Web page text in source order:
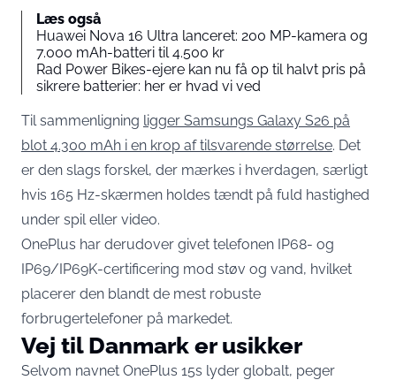
Læs også
Huawei Nova 16 Ultra lanceret: 200 MP-kamera og
7.000 mAh-batteri til 4.500 kr
Rad Power Bikes-ejere kan nu få op til halvt pris på
sikrere batterier: her er hvad vi ved
Til sammenligning ligger Samsungs Galaxy S26 på
blot 4.300 mAh i en krop af tilsvarende størrelse. Det
er den slags forskel, der mærkes i hverdagen, særligt
hvis 165 Hz-skærmen holdes tændt på fuld hastighed
under spil eller video.
OnePlus har derudover givet telefonen IP68- og
IP69/IP69K-certificering mod støv og vand, hvilket
placerer den blandt de mest robuste
forbrugertelefoner på markedet.
Vej til Danmark er usikker
Selvom navnet OnePlus 15s lyder globalt, peger